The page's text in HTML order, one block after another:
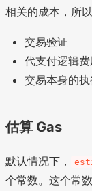
相关的成本，所
交易验证
代支付逻辑
交易本身的
估算 Gas
默认情况下，
个常数。这个常